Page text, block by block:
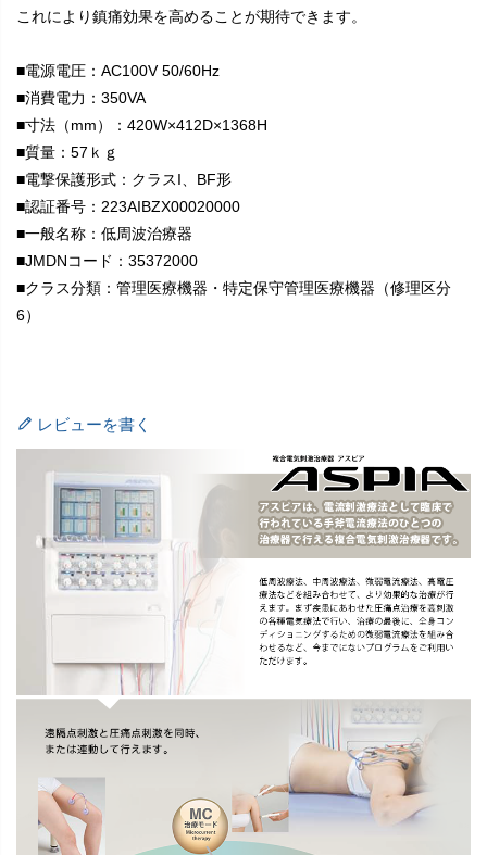
これにより鎮痛効果を高めることが期待できます。
■電源電圧：AC100V 50/60Hz
■消費電力：350VA
■寸法（mm）：420W×412D×1368H
■質量：57ｋｇ
■電撃保護形式：クラスI、BF形
■認証番号：223AIBZX00020000
■一般名称：低周波治療器
■JMDNコード：35372000
■クラス分類：管理医療機器・特定保守管理医療機器（修理区分
6）
レビューを書く